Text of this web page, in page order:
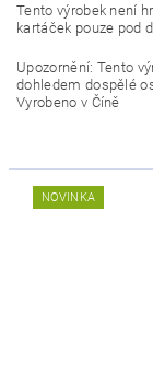
Tento výrobek není
kartáček pouze pod
Upozornění: Tento
dohledem dospělé
Vyrobeno v Číně
NOVINKA